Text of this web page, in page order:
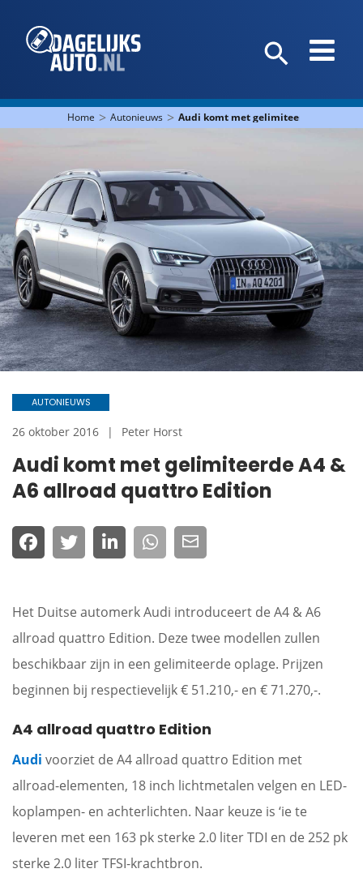
Home > Autonieuws > Audi komt met gelimiteerde A4 & A6
Audi komt met gelimiteerde A4 &
A6 allroad quattro Edition
AUTONIEUWS
26 oktober 2016 Peter Horst
Het Duitse automerk Audi introduceert de A4 & A6
allroad quattro Edition. Deze twee modellen zullen
beschikbaar zijn in een gelimiteerde oplage. Prijzen
beginnen bij respectievelijk € 51.210,- en € 71.270,-.
A4 allroad quattro Edition
Audi voorziet de A4 allroad quattro Edition met
allroad-elementen, 18 inch lichtmetalen velgen en LED-
koplampen- en achterlichten. Naar keuze is ‘ie te
leveren met een 163 pk sterke 2.0 liter TDI en de 252 pk
sterke 2.0 liter TFSI-krachtbron.